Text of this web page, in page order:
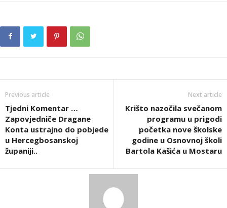
Previous article
Tjedni Komentar …
Zapovjedniče Dragane
Konta ustrajno do pobjede
u Hercegbosanskoj
županiji..
Next article
Krišto nazočila svečanom
programu u prigodi
početka nove školske
godine u Osnovnoj školi
Bartola Kašića u Mostaru